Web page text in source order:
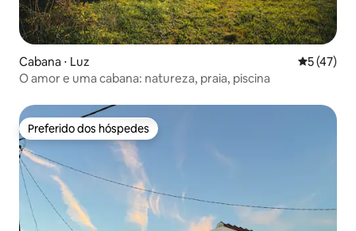
Cabana ⋅ Luz 5 de uma
5 (47)
O amor e uma cabana: natureza, praia, piscina
Preferido dos hóspedes
Preferido dos hóspedes